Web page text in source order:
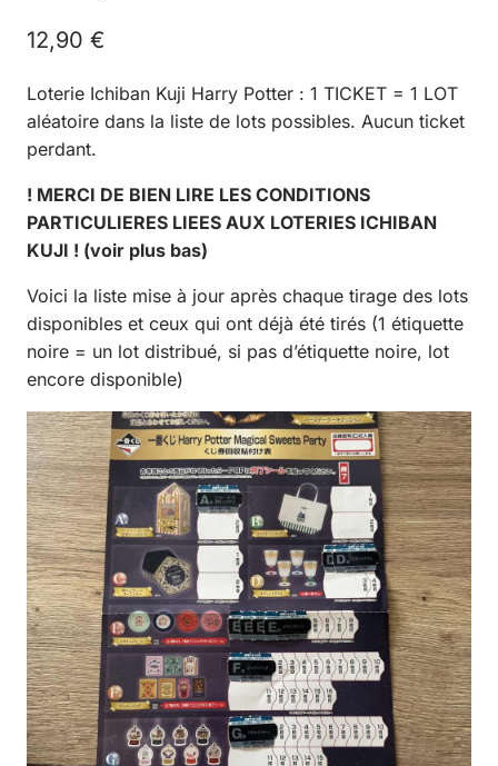
12,90 €
Loterie Ichiban Kuji Harry Potter : 1 TICKET = 1 LOT
aléatoire dans la liste de lots possibles. Aucun ticket
perdant.
! MERCI DE BIEN LIRE LES CONDITIONS
PARTICULIERES LIEES AUX LOTERIES ICHIBAN
KUJI ! (voir plus bas)
Voici la liste mise à jour après chaque tirage des lots
disponibles et ceux qui ont déjà été tirés (1 étiquette
noire = un lot distribué, si pas d’étiquette noire, lot
encore disponible)